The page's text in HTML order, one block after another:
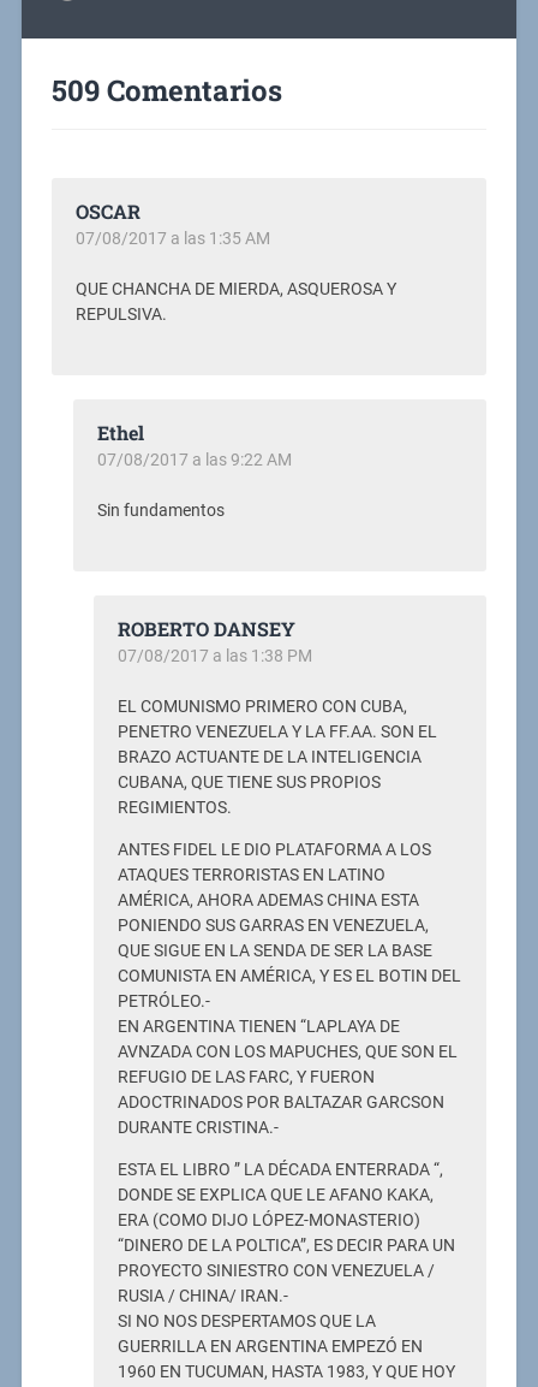
509 Comentarios
OSCAR
07/08/2017 a las 1:35 AM
QUE CHANCHA DE MIERDA, ASQUEROSA Y
REPULSIVA.
Ethel
07/08/2017 a las 9:22 AM
Sin fundamentos
ROBERTO DANSEY
07/08/2017 a las 1:38 PM
EL COMUNISMO PRIMERO CON CUBA,
PENETRO VENEZUELA Y LA FF.AA. SON EL
BRAZO ACTUANTE DE LA INTELIGENCIA
CUBANA, QUE TIENE SUS PROPIOS
REGIMIENTOS.
ANTES FIDEL LE DIO PLATAFORMA A LOS
ATAQUES TERRORISTAS EN LATINO
AMÉRICA, AHORA ADEMAS CHINA ESTA
PONIENDO SUS GARRAS EN VENEZUELA,
QUE SIGUE EN LA SENDA DE SER LA BASE
COMUNISTA EN AMÉRICA, Y ES EL BOTIN DEL
PETRÓLEO.-
EN ARGENTINA TIENEN “LAPLAYA DE
AVNZADA CON LOS MAPUCHES, QUE SON EL
REFUGIO DE LAS FARC, Y FUERON
ADOCTRINADOS POR BALTAZAR GARCSON
DURANTE CRISTINA.-
ESTA EL LIBRO ” LA DÉCADA ENTERRADA “,
DONDE SE EXPLICA QUE LE AFANO KAKA,
ERA (COMO DIJO LÓPEZ-MONASTERIO)
“DINERO DE LA POLTICA”, ES DECIR PARA UN
PROYECTO SINIESTRO CON VENEZUELA /
RUSIA / CHINA/ IRAN.-
SI NO NOS DESPERTAMOS QUE LA
GUERRILLA EN ARGENTINA EMPEZÓ EN
1960 EN TUCUMAN, HASTA 1983, Y QUE HOY